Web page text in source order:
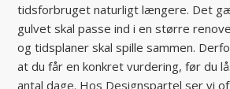
tidsforbruget naturligt længere. Det
gulvet skal passe ind i en større
og tidsplaner skal spille sammen.
at du får en konkret vurdering, før du
antal dage. Hos Designspartel ser vi